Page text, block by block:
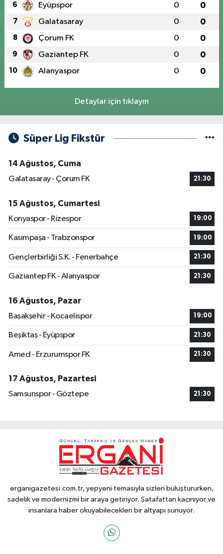
6 Eyüpspor 0 0
7 Galatasaray 0 0
8 Çorum FK 0 0
9 Gaziantep FK 0 0
10 Alanyaspor 0 0
Detaylar için tıklayın
Süper Lig Fikstür
14 Ağustos, Cuma
Galatasaray - Çorum FK
21:30
15 Ağustos, Cumartesi
Konyaspor - Rizespor
19:00
Kasımpaşa - Trabzonspor 19:00
Gençlerbirliği S.K. - Fenerbahçe 21:30
Gaziantep FK - Alanyaspor 21:30
16 Ağustos, Pazar
Başakşehir - Kocaelispor
19:00
Beşiktaş - Eyüpspor 21:30
Amed - Erzurumspor FK 21:30
17 Ağustos, Pazartesi
Samsunspor - Göztepe
21:30
erganigazetesi.com.tr, yepyeni temasıyla sizleri buluştururken,
sadelik ve modernizmi bir araya getiriyor. Şatafattan kaçınıyor ve
insanlara haber okuyabilecekleri bir altyapı sunuyor.